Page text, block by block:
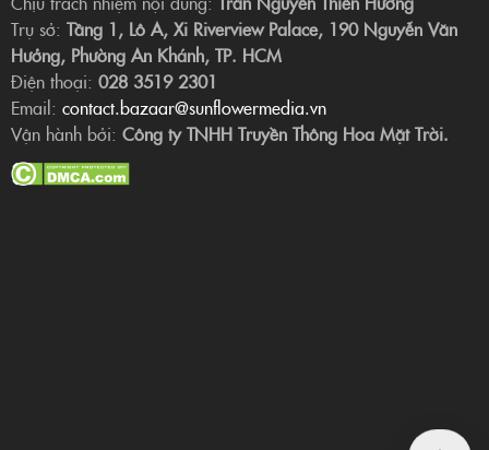
Trụ sở: Tầng 1, Lô A, Xi Riverview Palace, 190 Nguyễn Văn
Hưởng, Phường An Khánh, TP. HCM
Điện thoại: 028 3519 2301
Email: contact.bazaar@sunflowermedia.vn
Vận hành bởi: Công ty TNHH Truyền Thông Hoa Mặt Trời.